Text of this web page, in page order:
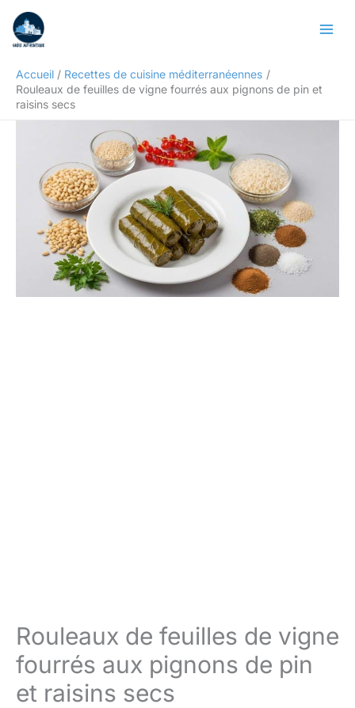
contenu
Accueil
Recettes de cuisine méditerranéennes
Rouleaux de feuilles de vigne fourrés aux pignons de pin et
raisins secs
Rouleaux de feuilles de vigne
fourrés aux pignons de pin
et raisins secs
Rechercher